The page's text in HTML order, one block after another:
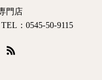
門店
：0545-50-9115